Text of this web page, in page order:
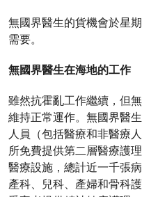
無國界醫生的貨機會於星
需要。
無國界醫生在海地的工作
雖然抗霍亂工作繼續，但
維持正常運作。無國界醫
人員（包括醫療和非醫療
所免費提供第二層醫療護
醫療設施，總計近一千張
產科、兒科、產婦和骨科